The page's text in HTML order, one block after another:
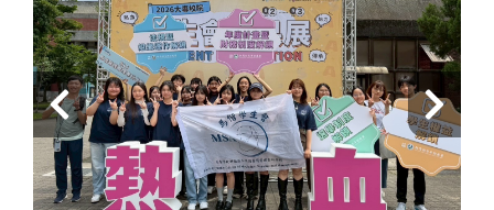
上
一
頁
下
一
頁